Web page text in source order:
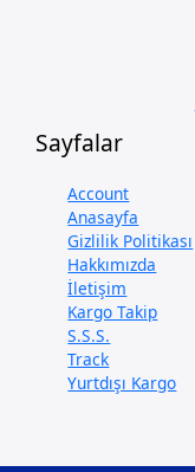
Sayfalar
Account
Anasayfa
Gizlilik Politikası
Hakkımızda
İletişim
Kargo Takip
S.S.S.
Track
Yurtdışı Kargo